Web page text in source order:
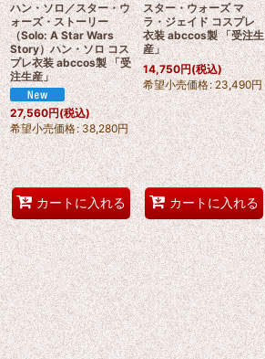
ハン・ソロ／スター・ウ
ォーズ・ストーリー
（Solo: A Star Wars
Story）ハン・ソロ コス
プレ衣装 abccos製 「受
注生産」
27,560円(税込)
希望小売価格: 38,280円
カートに入れる
スター・ウォーズ マ
ラ・ジェイド コスプレ
衣装 abccos製 「受注生
産」
14,750円(税込)
希望小売価格: 23,490円
カートに入れる